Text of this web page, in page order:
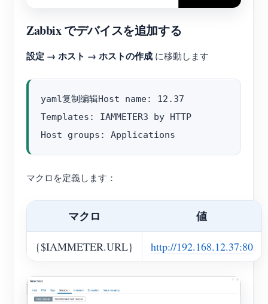
Zabbix でデバイスを追加する
設定 → ホスト → ホストの作成 に移動します
yaml复制编辑Host name: 12.37
Templates: IAMMETER3 by HTTP
マクロを定義します：
マクロ 値
{$IAMMETER.URL} http://192.168.12.37:80